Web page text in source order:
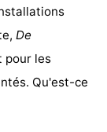
De
pour les
Qu'est-ce